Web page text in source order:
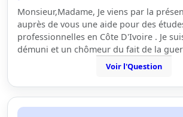
Monsieur,Madame, Je viens par la
auprès de vous une aide pour des
professionnelles en Côte D'Ivoire . Je
démuni et un chômeur du fait de la
Voir l'Question